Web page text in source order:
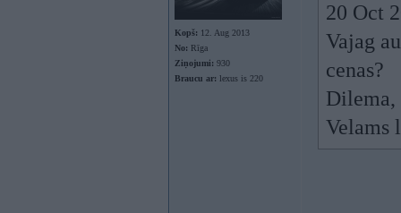
Kopš: 12. Aug 2013
No: Rīga
Ziņojumi: 930
Braucu ar: lexus is 220
20 Oct
Vajag
cenas?
Dilema,
Velams